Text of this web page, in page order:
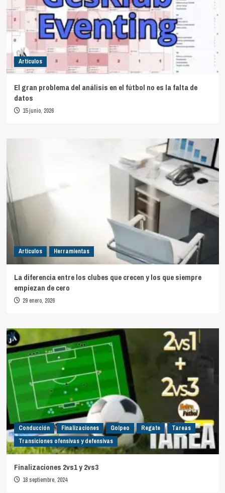
Artículos
El gran problema del análisis en el fútbol no es la falta de
datos
15 junio, 2026
Artículos Herramientas
La diferencia entre los clubes que crecen y los que siempre
empiezan de cero
29 enero, 2026
Conducción Finalizaciones Golpeo Regate
Tareas
Transiciones ofensivas y defensivas
Finalizaciones 2vs1 y 2vs3
18 septiembre, 2024